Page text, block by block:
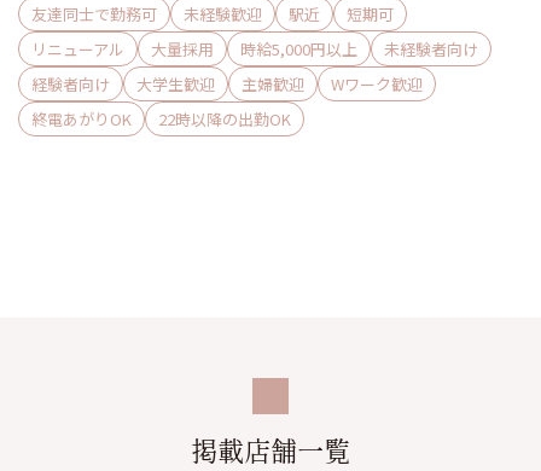
友達同士で勤務可
未経験歓迎 駅近
短期可
リニューアル
大量採用 時給5,000円以上
未経験者向け
経験者向け
大学生歓迎 主婦歓迎
Wワーク歓迎
終電あがりOK
22時以降の出勤OK
掲載店舗一覧